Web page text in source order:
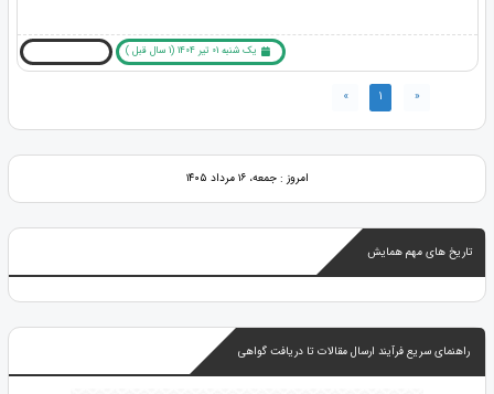
یک شنبه 01 تیر 1404 (1 سال قبل )
«
1
»
امروز : جمعه، ۱۶ مرداد ۱۴۰۵
تاریخ های مهم همایش
راهنمای سریع فرآیند ارسال مقالات تا دریافت گواهی